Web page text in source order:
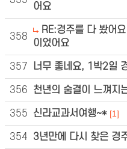
어요
358
RE:경주를 다 봤어
이었어요
357 너무 좋네요, 1박2일
356 천년의 숨결이 느껴지
355 신라교과서여행~* [1]
354 3년만에 다시 찾은 경